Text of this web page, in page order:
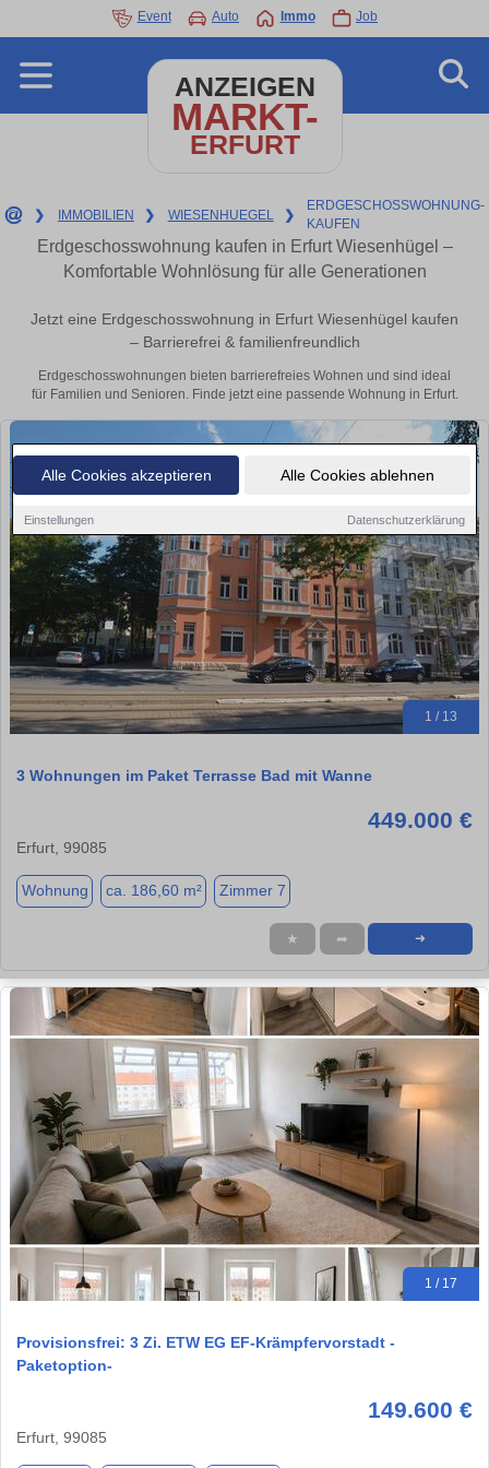
Alle Cookies akzeptieren Alle Cookies ablehnen
Einstellungen Datenschutzerklärung
Event Auto Immo Job
ANZEIGEN
MARKT-
ERFURT
❯ IMMOBILIEN ❯ WIESENHUEGEL ❯
ERDGESCHOSSWOHNUNG-
KAUFEN
Erdgeschosswohnung kaufen in Erfurt Wiesenhügel –
Komfortable Wohnlösung für alle Generationen
Jetzt eine Erdgeschosswohnung in Erfurt Wiesenhügel kaufen
– Barrierefrei & familienfreundlich
Erdgeschosswohnungen bieten barrierefreies Wohnen und sind ideal
für Familien und Senioren. Finde jetzt eine passende Wohnung in Erfurt.
1 / 13
3 Wohnungen im Paket Terrasse Bad mit Wanne
449.000 €
Erfurt, 99085
Wohnung ca. 186,60 m² Zimmer 7
★ ➦ ➜
1 / 17
Provisionsfrei: 3 Zi. ETW EG EF-Krämpfervorstadt -
Paketoption-
149.600 €
Erfurt, 99085